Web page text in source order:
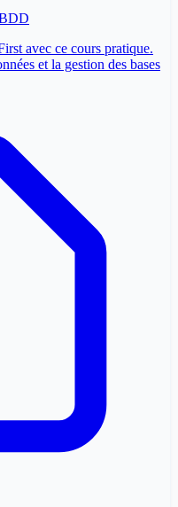
avec ce cours pratique.
et la gestion des bases